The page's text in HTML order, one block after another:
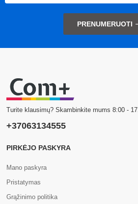
PRENUMERUOTI
Turite klausimų? Skambinkite mums 8:00 -
+37063134555
PIRKĖJO PASKYRA
Mano paskyra
Pristatymas
Grąžinimo politika